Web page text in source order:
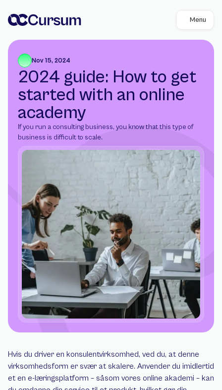
Nov 15, 2024
2024 guide: How to get
started with an online
academy
If you run a consulting business, you know that this type of
business is difficult to scale.
Hvis du driver en konsulentvirksomhed, ved du, at denne
virksomhedsform er svær at skalere. Anvender du imidlertid
et en e-læringsplatform – såsom vores online akademi – kan
Menu